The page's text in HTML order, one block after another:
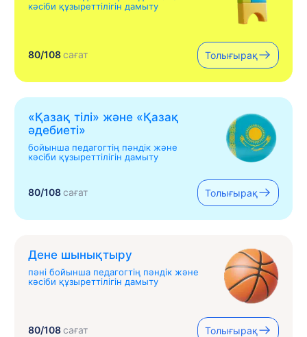
кәсіби құзыреттілігін дамыту
80/108сағат Толығырақ
«Қазақ тілі» жəне «Қазақ
əдебиеті»
бойынша педагогтің пәндік және
кәсіби құзыреттілігін дамыту
80/108сағат Толығырақ
Дене шынықтыру
пәні бойынша педагогтің пәндік және
кәсіби құзыреттілігін дамыту
80/108сағат Толығырақ